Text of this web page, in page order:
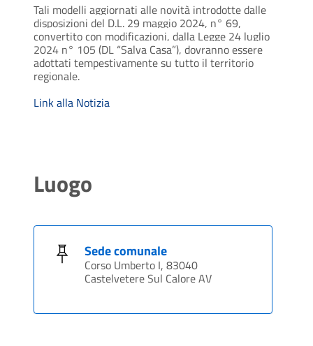
Tali modelli aggiornati alle novità introdotte dalle
disposizioni del D.L. 29 maggio 2024, n° 69,
convertito con modificazioni, dalla Legge 24 luglio
2024 n° 105 (DL “Salva Casa”), dovranno essere
adottati tempestivamente su tutto il territorio
regionale.
Link alla Notizia
Luogo
Sede comunale
Corso Umberto I, 83040
Castelvetere Sul Calore AV